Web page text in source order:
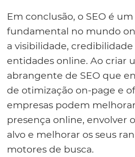
Em conclusão, o SEO é
fundamental no mundo
a visibilidade, credibilidade
entidades online. Ao criar
abrangente de SEO que
de otimização on-page e
empresas podem
presença online, envolver
alvo e melhorar os seus
motores de busca.